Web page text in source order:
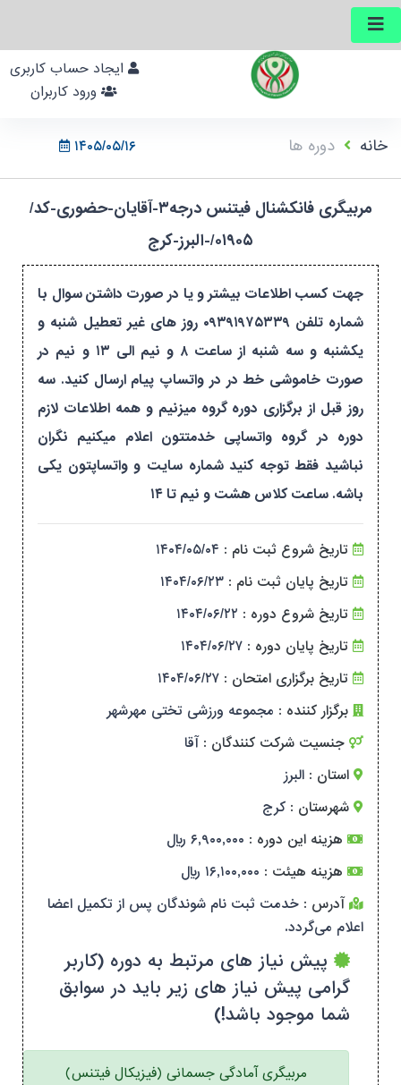
۱۴۰۵/۰۵/۱۶ خانه دوره ها
مربیگری فانکشنال فیتنس درجه۳-آقایان-حضوری-کد/
۰۱۹۰۵/-البرز-کرج
جهت کسب اطلاعات بیشتر و یا در صورت داشتن سوال با
شماره تلفن ۰۹۳۹۱۹۷۵۳۳۹ روز های غیر تعطیل شنبه و
یکشنبه و سه شنبه از ساعت ۸ و نیم الی ۱۳ و نیم در
صورت خاموشی خط در در واتساپ پیام ارسال کنید. سه
روز قبل از برگزاری دوره گروه میزنیم و همه اطلاعات لازم
دوره در گروه واتساپی خدمتتون اعلام میکنیم نگران
نباشید فقط توجه کنید شماره سایت و واتساپتون یکی
باشه. ساعت کلاس هشت و نیم تا ۱۴
تاریخ شروع ثبت نام : ۱۴۰۴/۰۵/۰۴
تاریخ پایان ثبت نام : ۱۴۰۴/۰۶/۲۳
تاریخ شروع دوره : ۱۴۰۴/۰۶/۲۲
تاریخ پایان دوره : ۱۴۰۴/۰۶/۲۷
تاریخ برگزاری امتحان : ۱۴۰۴/۰۶/۲۷
برگزار کننده : مجموعه ورزشی تختی مهرشهر
جنسیت شرکت کنندگان : آقا
استان : البرز
شهرستان : کرج
هزینه این دوره : ۶,۹۰۰,۰۰۰ ریال
هزینه هیئت : ۱۶,۱۰۰,۰۰۰ ریال
آدرس : خدمت ثبت نام شوندگان پس از تکمیل اعضا
اعلام می‌گردد.
پیش نیاز های مرتبط به دوره (کاربر
گرامی پیش نیاز های زیر باید در سوابق
شما موجود باشد!)
مربیگری آمادگی جسمانی (فیزیکال فیتنس)